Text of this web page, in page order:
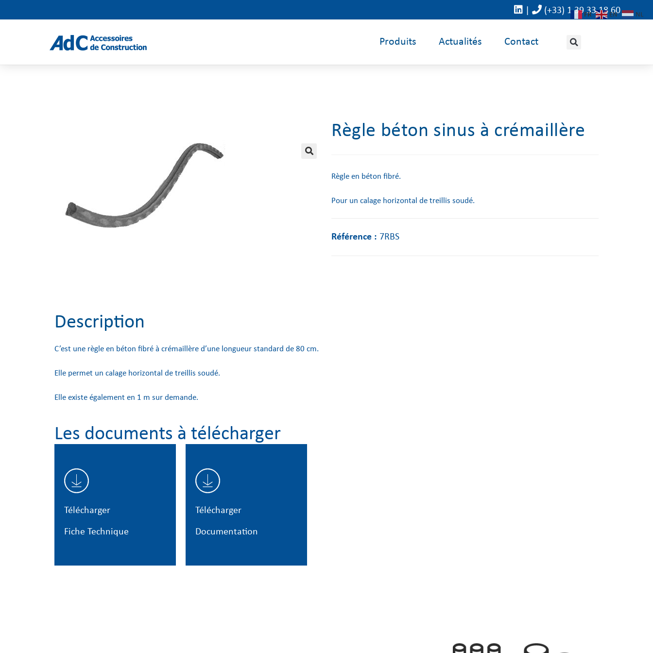
(+33) 1 39 33 18 60
Produits Actualités Contact
Règle béton sinus à crémaillère
Règle en béton fibré.
Pour un calage horizontal de treillis soudé.
Référence : 7RBS
Description
C’est une règle en béton fibré à crémaillère d’une longueur standard de 80 cm.
Elle permet un calage horizontal de treillis soudé.
Elle existe également en 1 m sur demande.
Les documents à télécharger
Télécharger
Fiche Technique
Télécharger
Documentation
FR EN NL